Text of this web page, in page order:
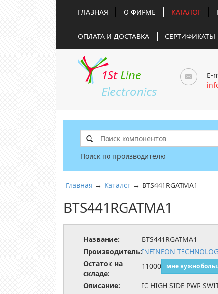
ГЛАВНАЯ О ФИРМЕ КАТАЛОГ
ОПЛАТА И ДОСТАВКА СЕРТИФИКАТЫ
1St Line
Electronics
E-
Поиск по производителю
Главная → Каталог → BTS441RGATMA1
BTS441RGATMA1
Название:
BTS441RGATMA1
Производитель:INFINEON
Остаток на
складе:
11000 мне нужно
Описание:
IC HIGH SIDE PWR